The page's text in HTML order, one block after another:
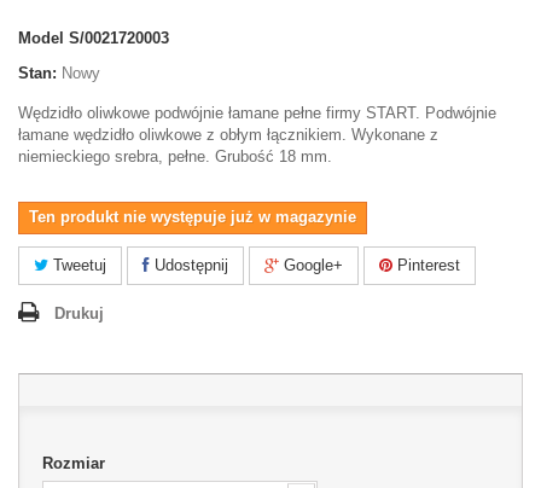
Model S/0021720003
Stan: Nowy
Wędzidło oliwkowe podwójnie łamane pełne firmy START. Podwójnie
łamane wędzidło oliwkowe z obłym łącznikiem. Wykonane z
niemieckiego srebra, pełne. Grubość 18 mm.
Ten produkt nie występuje już w magazynie
Tweetuj Udostępnij Google+ Pinterest
Drukuj
Rozmiar